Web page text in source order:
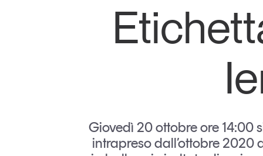
Economia e consumi
Retail e brand
Sostenibilità
Giovedì 20 ottobre ore 14:00
intrapreso dall’ottobre 2020